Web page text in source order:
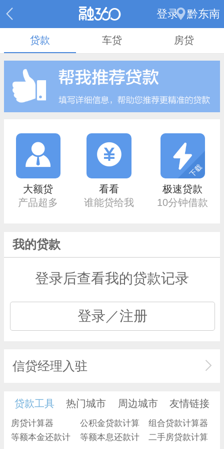
登录 黔东南
贷款 车贷 房贷
大额贷
产品超多
看看
谁能贷给我
极速贷款
10分钟借款
我的贷款
登录后查看我的贷款记录
登录／注册
信贷经理入驻
贷款工具 热门城市 周边城市 友情链接
房贷计算器
公积金贷款计算
器
组合贷款计算器
等额本金还款计
等额本息还款计
二手房贷款计算